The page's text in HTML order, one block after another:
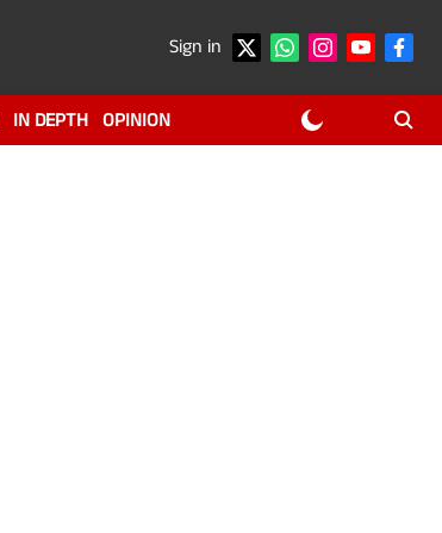
Sign in
IN DEPTH OPINION